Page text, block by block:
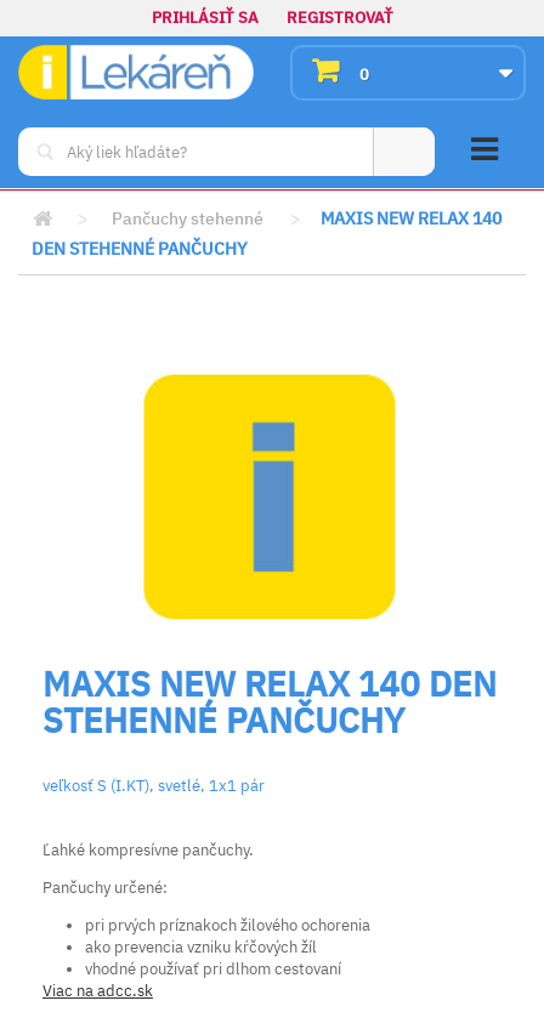
PRIHLÁSIŤ SA REGISTROVAŤ
0
> Pančuchy stehenné >
MAXIS NEW RELAX 140
DEN STEHENNÉ PANČUCHY
MAXIS NEW RELAX 140 DEN
STEHENNÉ PANČUCHY
veľkosť S (I.KT), svetlé, 1x1 pár
Ľahké kompresívne pančuchy.
Pančuchy určené:
pri prvých príznakoch žilového ochorenia
ako prevencia vzniku kŕčových žíl
vhodné používať pri dlhom cestovaní
Viac na adcc.sk